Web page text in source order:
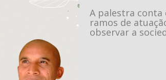
A palestra conta
ramos de
observar a